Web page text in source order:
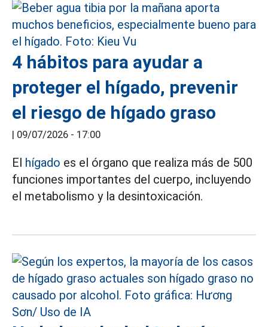
4 hábitos para ayudar a
proteger el hígado, prevenir
el riesgo de hígado graso
| 09/07/2026 - 17:00
El hígado es el órgano que realiza más de 500
funciones importantes del cuerpo, incluyendo
el metabolismo y la desintoxicación.